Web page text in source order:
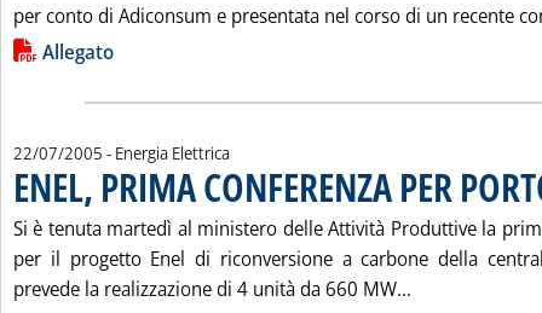
per conto di Adiconsum e presentata nel corso di un recente
Lista allegati PDF alla notizia
Allegato
22/07/2005 - Energia Elettrica
ENEL, PRIMA CONFERENZA PER
Si è tenuta martedì al ministero delle Attività Produttive la
per il progetto Enel di riconversione a carbone della
prevede la realizzazione di 4 unità da 660 MW...